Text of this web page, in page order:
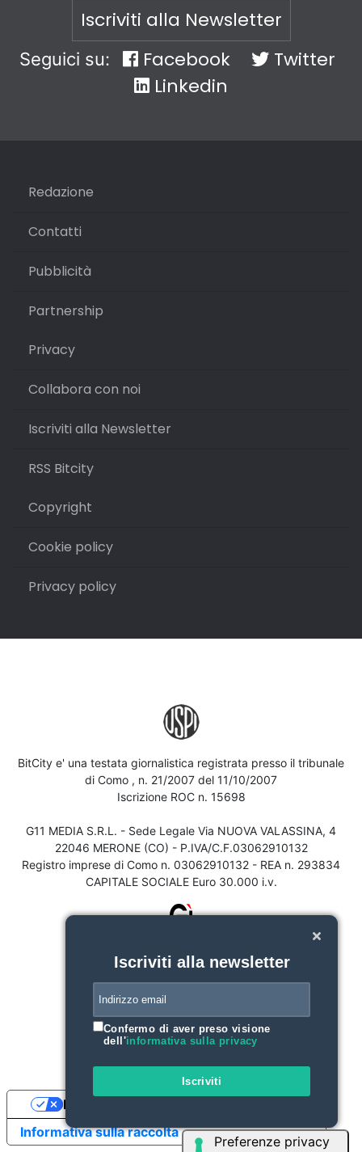
Iscriviti alla Newsletter
Seguici su: Facebook
Twitter
Linkedin
Redazione
Contatti
Pubblicità
Partnership
Privacy
Collabora con noi
Iscriviti alla Newsletter
RSS Bitcity
Copyright
Cookie policy
Privacy policy
BitCity e' una testata giornalistica registrata presso il tribunale
di Como , n. 21/2007 del 11/10/2007
Iscrizione ROC n. 15698
G11 MEDIA S.R.L. - Sede Legale Via NUOVA VALASSINA, 4
22046 MERONE (CO) - P.IVA/C.F.03062910132
Registro imprese di Como n. 03062910132 - REA n. 293834
CAPITALE SOCIALE Euro 30.000 i.v.
Iscriviti alla newsletter
Confermo di aver preso visione
dell'informativa sulla privacy
Iscriviti
Informativa sulla raccolta
Le tue preferenze relative alla privacy